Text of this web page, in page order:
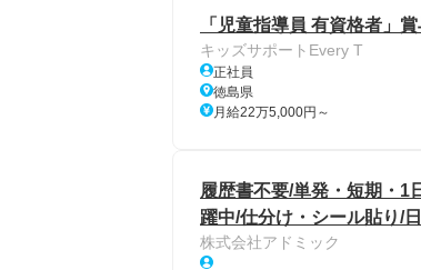
「児童指導員 有資格者」
キッズサポートEvery T
正社員
徳島県
月給22万5,000円～
履歴書不要/単発・短期・1
躍中/仕分け・シール貼り/
株式会社アドミック